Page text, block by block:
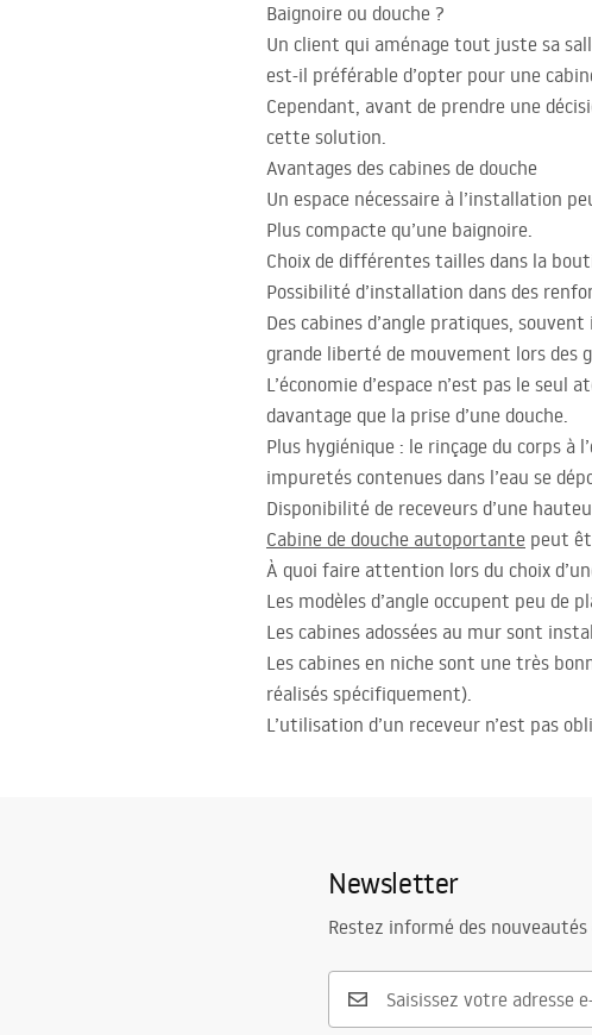
Accessoires et meubles de salle de
Baignoire ou douche ?
Un client qui aménage tout juste sa
est-il préférable d’opter pour une
Cependant, avant de prendre une
cette solution.
Avantages des cabines de douche
Un espace nécessaire à l’installation
Plus compacte qu’une baignoire.
Choix de différentes tailles dans la
Possibilité d’installation dans des
Des cabines d’angle pratiques,
grande liberté de mouvement lors des
L’économie d’espace n’est pas le
davantage que la prise d’une douche.
Plus hygiénique : le rinçage du corps à
impuretés contenues dans l’eau se
Disponibilité de receveurs d’une
Cabine de douche autoportante peut
À quoi faire attention lors du choix
Les modèles d’angle occupent peu de
Les cabines adossées au mur sont
Les cabines en niche sont une très
réalisés spécifiquement).
L’utilisation d’un receveur n’est pas
Newsletter
Restez informé des